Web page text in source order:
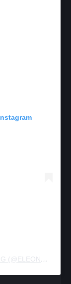
ПУБЛИКАЦИЯ ОТ ELEONORE HABSBURG (@ELEONOREHABSBURG)